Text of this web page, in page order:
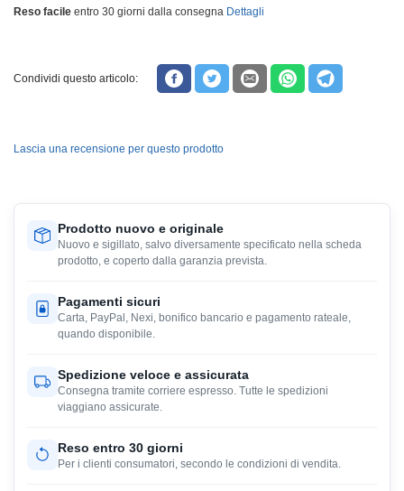
Reso facile entro 30 giorni dalla consegna Dettagli
Condividi questo articolo:
Lascia una recensione per questo prodotto
Prodotto nuovo e originale
Nuovo e sigillato, salvo diversamente specificato nella scheda
prodotto, e coperto dalla garanzia prevista.
Pagamenti sicuri
Carta, PayPal, Nexi, bonifico bancario e pagamento rateale,
quando disponibile.
Spedizione veloce e assicurata
Consegna tramite corriere espresso. Tutte le spedizioni
viaggiano assicurate.
Reso entro 30 giorni
Per i clienti consumatori, secondo le condizioni di vendita.